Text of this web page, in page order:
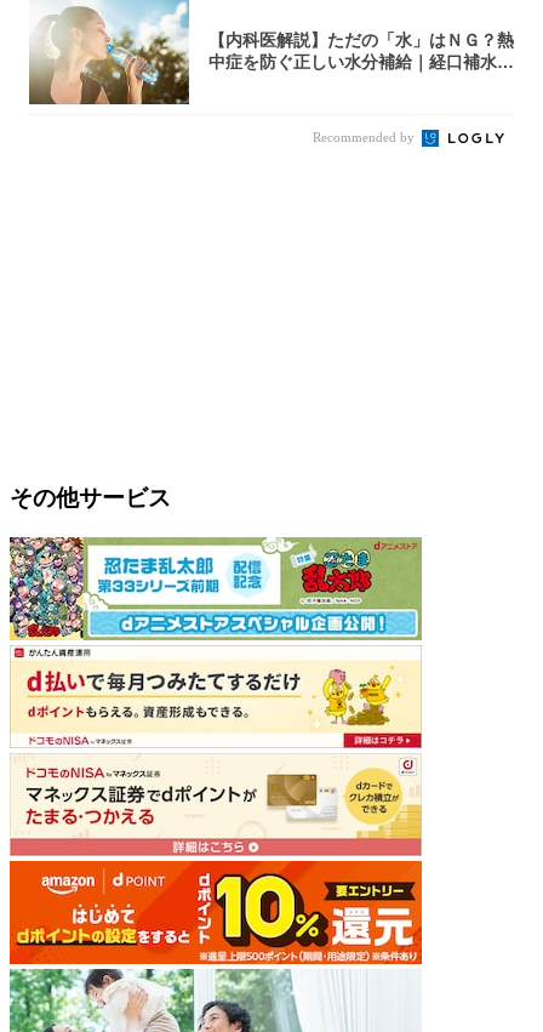
【内科医解説】ただの「水」はＮＧ？熱
中症を防ぐ正しい水分補給｜経口補水
Recommended by
その他サービス